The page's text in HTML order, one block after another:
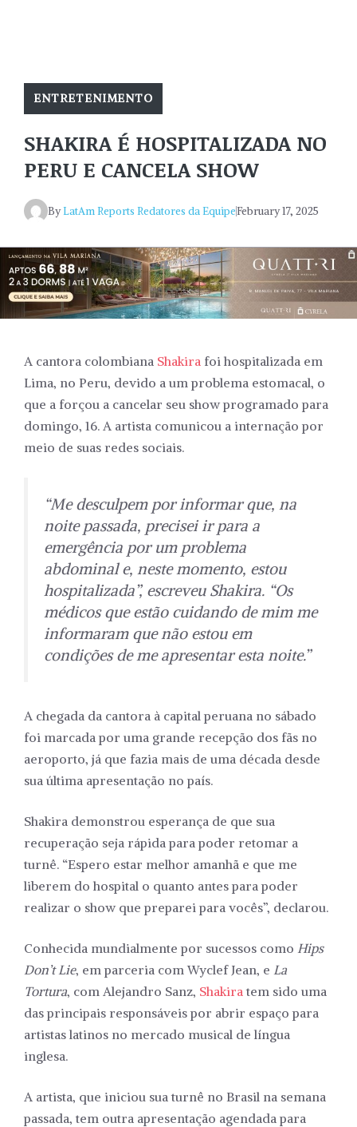
ENTRETENIMENTO
SHAKIRA É HOSPITALIZADA NO
PERU E CANCELA SHOW
ByLatAm Reports Redatores da EquipeFebruary 17, 2025
A cantora colombiana Shakira foi hospitalizada em
Lima, no Peru, devido a um problema estomacal, o
que a forçou a cancelar seu show programado para
domingo, 16. A artista comunicou a internação por
meio de suas redes sociais.
“Me desculpem por informar que, na
noite passada, precisei ir para a
emergência por um problema
abdominal e, neste momento, estou
hospitalizada”, escreveu Shakira. “Os
médicos que estão cuidando de mim me
informaram que não estou em
condições de me apresentar esta noite.”
A chegada da cantora à capital peruana no sábado
foi marcada por uma grande recepção dos fãs no
aeroporto, já que fazia mais de uma década desde
sua última apresentação no país.
Shakira demonstrou esperança de que sua
recuperação seja rápida para poder retomar a
turnê. “Espero estar melhor amanhã e que me
liberem do hospital o quanto antes para poder
realizar o show que preparei para vocês”, declarou.
Conhecida mundialmente por sucessos como Hips
Don’t Lie, em parceria com Wyclef Jean, e La
Tortura, com Alejandro Sanz, Shakiratem sido uma
das principais responsáveis por abrir espaço para
artistas latinos no mercado musical de língua
inglesa.
A artista, que iniciou sua turnê no Brasil na semana
passada, tem outra apresentação agendada para